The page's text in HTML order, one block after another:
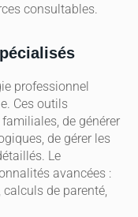
consultables.
professionnel
Ces outils
de générer
de gérer les
Le
avancées :
de parenté,